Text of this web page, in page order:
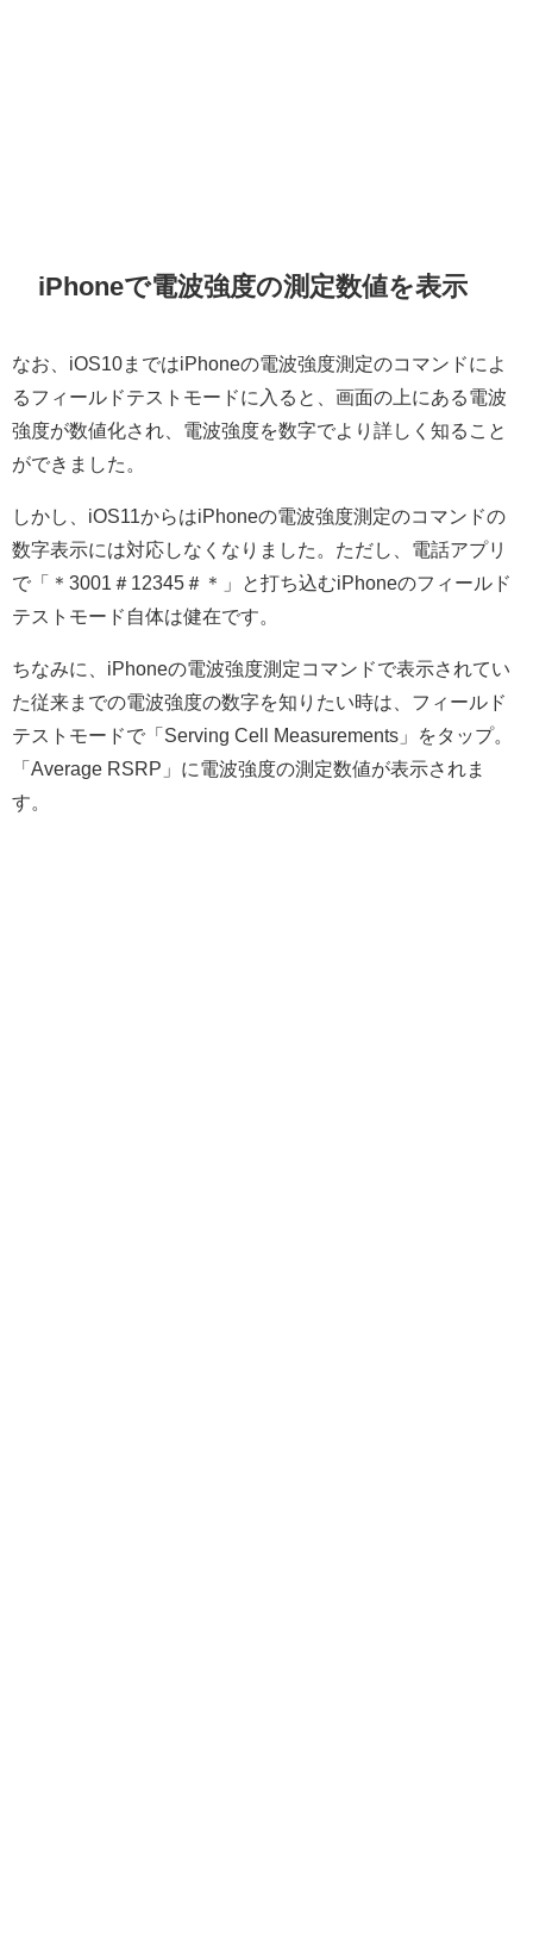
iPhoneで電波強度の測定数値を表示
なお、iOS10まではiPhoneの電波強度測定のコマンドによ
るフィールドテストモードに入ると、画面の上にある電波
強度が数値化され、電波強度を数字でより詳しく知ること
ができました。
しかし、iOS11からはiPhoneの電波強度測定のコマンドの
数字表示には対応しなくなりました。ただし、電話アプリ
で「＊3001＃12345＃＊」と打ち込むiPhoneのフィールド
テストモード自体は健在です。
ちなみに、iPhoneの電波強度測定コマンドで表示されてい
た従来までの電波強度の数字を知りたい時は、フィールド
テストモードで「Serving Cell Measurements」をタップ。
「Average RSRP」に電波強度の測定数値が表示されま
す。